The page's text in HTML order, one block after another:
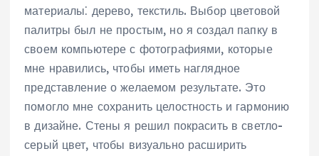
материалы⁚ дерево, текстиль. Выбор цветовой
палитры был не простым, но я создал папку в
своем компьютере с фотографиями, которые
мне нравились, чтобы иметь наглядное
представление о желаемом результате. Это
помогло мне сохранить целостность и гармонию
в дизайне. Стены я решил покрасить в светло-
серый цвет, чтобы визуально расширить